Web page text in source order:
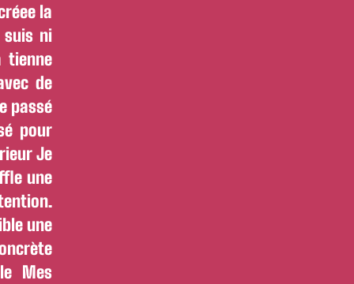
la
suis ni
tienne
de
passé
pour
Je
une
une
Mes